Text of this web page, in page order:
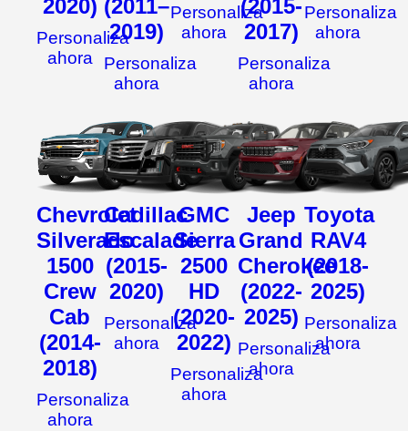
2020)
Personaliza
ahora
(2011–
2019)
Personaliza
ahora
Personaliza
ahora
(2015-
2017)
Personaliza
ahora
Personaliza
ahora
Chevrolet
Silverado
1500
Crew
Cab
(2014-
2018)
Personaliza
ahora
Cadillac
Escalade
(2015-
2020)
Personaliza
ahora
GMC
Sierra
2500
HD
(2020-
2022)
Personaliza
ahora
Jeep
Grand
Cherokee
(2022-
2025)
Personaliza
ahora
Toyota
RAV4
(2018-
2025)
Personaliza
ahora